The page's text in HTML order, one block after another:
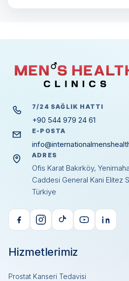
7/24 SAĞLIK HATTI
+90 544 979 24 61
E-POSTA
ADRES
Ofis Karat Bakırköy,
Caddesi General Kani Elitez
Türkiye
Hizmetlerimiz
Prostat Kanseri Tedavisi